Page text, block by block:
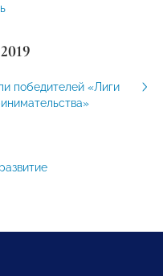
победителей «Лиги